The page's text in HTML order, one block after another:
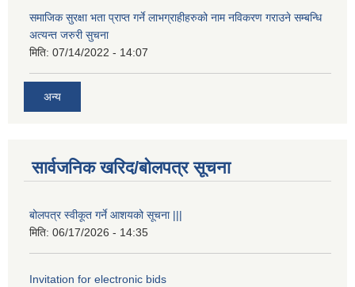
समाजिक सुरक्षा भता प्राप्त गर्ने लाभग्राहीहरुको नाम नविकरण गराउने सम्बन्धि
अत्यन्त जरुरी सुचना
मिति: 07/14/2022 - 14:07
अन्य
सार्वजनिक खरिद/बोलपत्र सूचना
बोलपत्र स्वीकूत गर्ने आशयको सूचना |||
मिति: 06/17/2026 - 14:35
Invitation for electronic bids